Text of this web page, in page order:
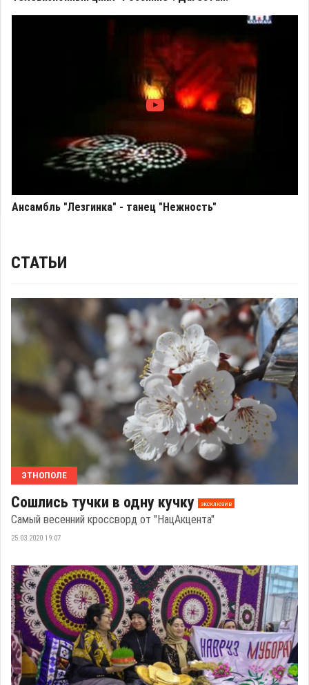
Ансамбль "Лезгинка" - танец "Нежность"
СТАТЬИ
ЭТНОПОЛЕ
Сошлись тучки в одну кучку эксклюзив
Самый весенний кроссворд от "НацАкцента"
25.03.2020 19:07